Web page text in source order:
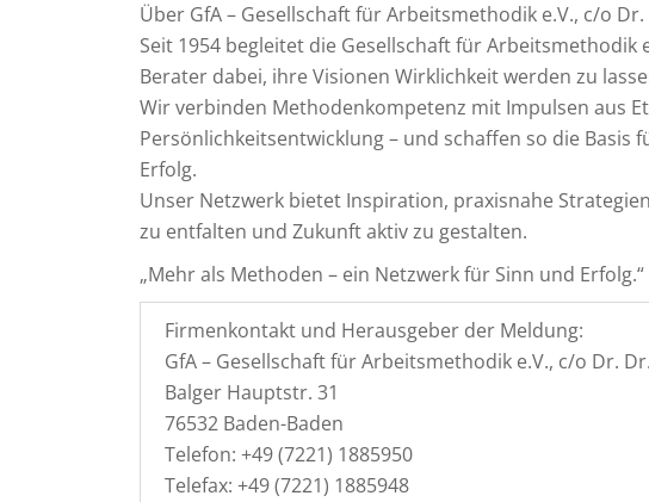
Über GfA – Gesellschaft für Arbeitsmethodik e.V., c/o Dr.
Seit 1954 begleitet die Gesellschaft für Arbeitsmethodik
Berater dabei, ihre Visionen Wirklichkeit werden zu
Wir verbinden Methodenkompetenz mit Impulsen aus
Persönlichkeitsentwicklung – und schaffen so die Basis
Erfolg.
Unser Netzwerk bietet Inspiration, praxisnahe
zu entfalten und Zukunft aktiv zu gestalten.
„Mehr als Methoden – ein Netzwerk für Sinn und Erfolg.“
Firmenkontakt und Herausgeber der Meldung:
GfA – Gesellschaft für Arbeitsmethodik e.V., c/o Dr.
Balger Hauptstr. 31
76532 Baden-Baden
Telefon: +49 (7221) 1885950
Telefax: +49 (7221) 1885948